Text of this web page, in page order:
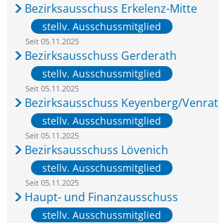
Bezirksausschuss Erkelenz-Mitte
stellv. Ausschussmitglied
Seit 05.11.2025
Bezirksausschuss Gerderath
stellv. Ausschussmitglied
Seit 05.11.2025
Bezirksausschuss Keyenberg/
stellv. Ausschussmitglied
Seit 05.11.2025
Bezirksausschuss Lövenich
stellv. Ausschussmitglied
Seit 05.11.2025
Haupt- und Finanzausschuss
stellv. Ausschussmitglied